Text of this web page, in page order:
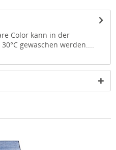
Color kann in der
gewaschen werden....